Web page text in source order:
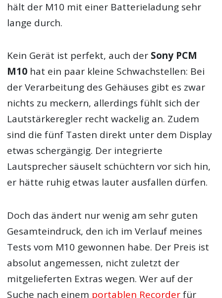
hält der M10 mit einer Batterieladung sehr
lange durch.
Kein Gerät ist perfekt, auch der Sony PCM
M10 hat ein paar kleine Schwachstellen: Bei
der Verarbeitung des Gehäuses gibt es zwar
nichts zu meckern, allerdings fühlt sich der
Lautstärkeregler recht wackelig an. Zudem
sind die fünf Tasten direkt unter dem Display
etwas schergängig. Der integrierte
Lautsprecher säuselt schüchtern vor sich hin,
er hätte ruhig etwas lauter ausfallen dürfen.
Doch das ändert nur wenig am sehr guten
Gesamteindruck, den ich im Verlauf meines
Tests vom M10 gewonnen habe. Der Preis ist
absolut angemessen, nicht zuletzt der
mitgelieferten Extras wegen. Wer auf der
Suche nach einem portablen Recorderfür